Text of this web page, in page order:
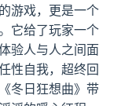
游戏，更是一个
它给了玩家一个
验人与人之间面
性自我，超终回
冬日狂想曲》带